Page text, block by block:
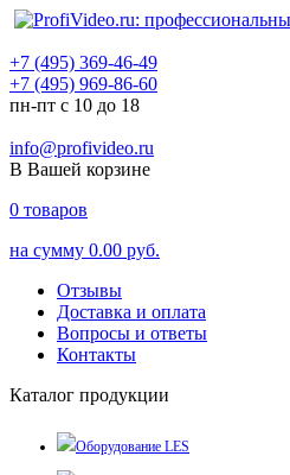
+7 (495) 369-46-49
+7 (495) 969-86-60
пн-пт с 10 до 18
info@profivideo.ru
В Вашей корзине
0 товаров
на сумму 0.00 руб.
Отзывы
Доставка и оплата
Вопросы и ответы
Контакты
Каталог продукции
Оборудование LES